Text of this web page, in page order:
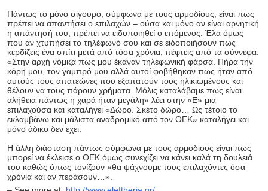
Πάντως το μόνο σίγουρο, σύμφωνα με τους αρμοδίους, είναι πως
πρέπει να απαντήσει ο επιλαχών – ούσα και μόνο αν είναι αρνητική
η απάντησή του, πρέπει να ειδοποιηθεί ο επόμενος. Έλα όμως
που αν χτυπήσει το τηλέφωνό σου και σε ειδοποιήσουν πως
κερδίζεις ένα σπίτι μετά από τόσα χρόνια, πέφτεις από τα σύννεφα.
«Στην αρχή νόμιζα πως μου έκαναν τηλεφωνική φάρσα. Πήρα την
κόρη μου, τον γαμπρό μου αλλά αυτοί φοβήθηκαν πως ήταν από
αυτούς τους απατεώνες που εξαπατούν τους ηλικιωμένους και
θέλουν να τους πάρουν χρήματα. Μόλις καταλάβαμε πως είναι
αλήθεια πάντως η χαρά ήταν μεγάλη» λέει στην «Ε» μια
επιλαχούσα και καταλήγει «Δώρο. Σκέτο δώρο… Ως τέτοιο το
εκλαμβάνω και μάλιστα αναδρομικό από τον ΟΕΚ» καταλήγει και
μόνο άδικο δεν έχει.
Η άλλη διάσταση πάντως σύμφωνα με τους αρμοδίους είναι πως
μπορεί να έκλεισε ο ΟΕΚ όμως συνεχίζει να κάνει καλά τη δουλειά
του καθώς όπως τονίζουν «θα ψάχνουμε τους επιλαχόντες όσα
χρόνια και αν περάσουν…».